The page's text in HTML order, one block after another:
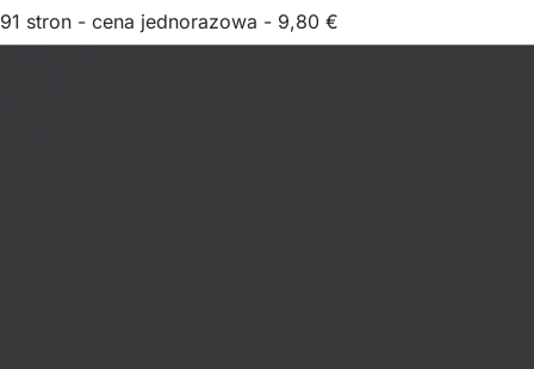
91 stron - cena jednorazowa - 9,80 €